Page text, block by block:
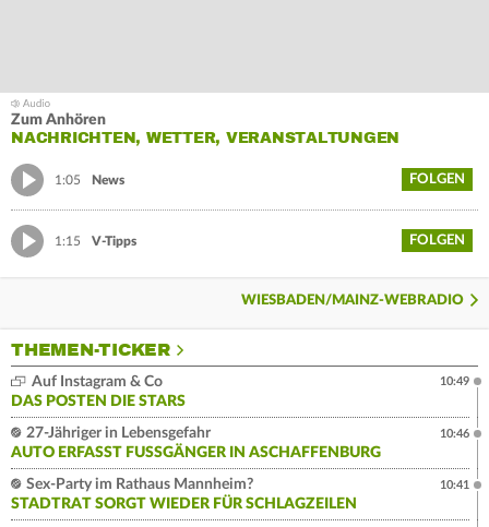
Zum Anhören
NACHRICHTEN, WETTER, VERANSTALTUNGEN
1:05 News FOLGEN
1:15 V-Tipps FOLGEN
WIESBADEN/MAINZ-WEBRADIO
THEMEN-TICKER
Auf Instagram & Co
DAS POSTEN DIE STARS
10:49
27-Jähriger in Lebensgefahr
AUTO ERFASST FUSSGÄNGER IN ASCHAFFENBURG
10:46
Sex-Party im Rathaus Mannheim?
STADTRAT SORGT WIEDER FÜR SCHLAGZEILEN
10:41